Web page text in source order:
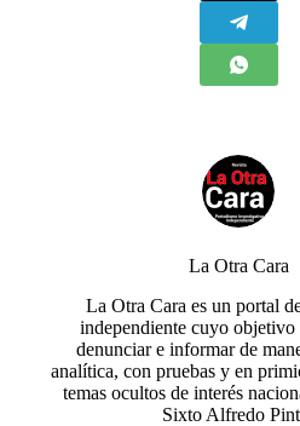
La Otra Cara
La Otra Cara es un portal
independiente cuyo objetivo
denunciar e informar de
analítica, con pruebas y en
temas ocultos de interés
Sixto Alfredo